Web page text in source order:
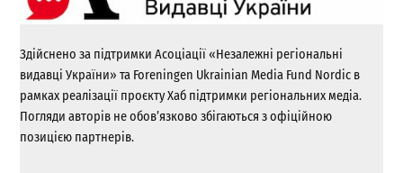
Здійснено за підтримки Асоціації «Незалежні регіональні
видавці України» та Foreningen Ukrainian Media Fund Nordic в
рамках реалізації проєкту Хаб підтримки регіональних медіа.
Погляди авторів не обов’язково збігаються з офіційною
позицією партнерів.